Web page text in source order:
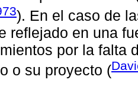
). En el caso de
reflejado en una
por la falta
o su proyecto (